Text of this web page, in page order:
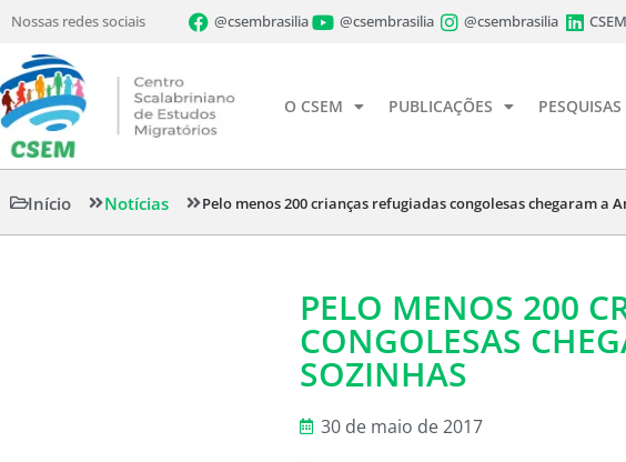
Nossas redes sociais @csembrasilia @csembrasilia @csembrasilia CSEM
O CSEM PUBLICAÇÕES PESQUISAS
Início Notícias Pelo menos 200 crianças refugiadas congolesas chegaram a
PELO MENOS 200
CONGOLESAS
SOZINHAS
30 de maio de 2017